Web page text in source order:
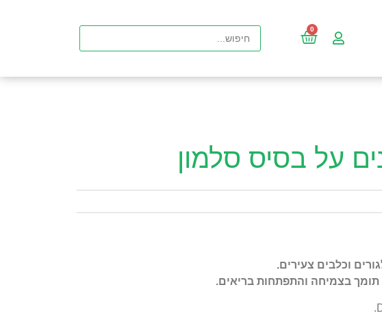
על בסיס סלמון
וכלבים צעירים.
תומך בצמיחה והתפתחות בריאים.